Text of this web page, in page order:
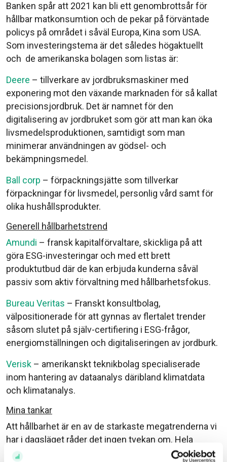
Banken spår att 2021 kan bli ett genombrottsår för
hållbar matkonsumtion och de pekar på förväntade
policys på området i såväl Europa, Kina som USA.
Som investeringstema är det således högaktuellt
och de amerikanska bolagen som listas är:
Deere – tillverkare av jordbruksmaskiner med
exponering mot den växande marknaden för så kallat
precisionsjordbruk. Det är namnet för den
digitalisering av jordbruket som gör att man kan öka
livsmedelsproduktionen, samtidigt som man
minimerar användningen av gödsel- och
bekämpningsmedel.
Ball corp – förpackningsjätte som tillverkar
förpackningar för livsmedel, personlig vård samt för
olika hushållsprodukter.
Generell hållbarhetstrend
Amundi – fransk kapitalförvaltare, skickliga på att
göra ESG-investeringar och med ett brett
produktutbud där de kan erbjuda kunderna såväl
passiv som aktiv förvaltning med hållbarhetsfokus.
Bureau Veritas – Franskt konsultbolag,
välpositionerade för att gynnas av flertalet trender
såsom slutet på själv-certifiering i ESG-frågor,
energiomställningen och digitaliseringen av jordburk.
Verisk – amerikanskt teknikbolag specialiserade
inom hantering av dataanalys däribland klimatdata
och klimatanalys.
Mina tankar
Att hållbarhet är en av de starkaste megatrenderna vi
har i dagsläget råder det ingen tvekan om. Hela
världen är beroende av att vi lyckas och det tror jag är